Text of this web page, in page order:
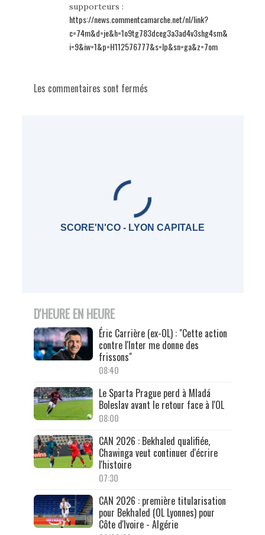
supporteurs :
https://news.commentcamarche.net/nl/link?
c=74m&d=je&h=1o9tg783dceg3a3ad4v3shg4sm&
i=9&iw=1&p=H112576777&s=lp&sn=ga&z=7om
Les commentaires sont fermés
SCORE'N'CO - LYON CAPITALE
D'HEURE EN HEURE
Éric Carrière (ex-OL) : "Cette action
contre l'Inter me donne des
frissons"
08:40
Le Sparta Prague perd à Mladá
Boleslav avant le retour face à l'OL
08:00
CAN 2026 : Bekhaled qualifiée,
Chawinga veut continuer d'écrire
l'histoire
07:30
CAN 2026 : première titularisation
pour Bekhaled (OL Lyonnes) pour
Côte d'Ivoire - Algérie